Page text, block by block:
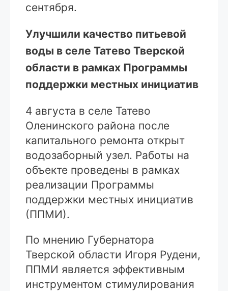
сентября.
Улучшили качество питьевой
воды в селе Татево Тверской
области в рамках Программы
поддержки местных инициатив
4 августа в селе Татево
Оленинского района после
капитального ремонта открыт
водозаборный узел. Работы на
объекте проведены в рамках
реализации Программы
поддержки местных инициатив
(ППМИ).
По мнению Губернатора
Тверской области Игоря Рудени,
ППМИ является эффективным
инструментом стимулирования